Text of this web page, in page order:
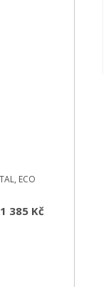
ECO
385 Kč